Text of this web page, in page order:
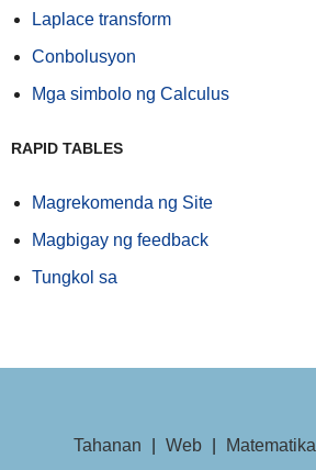
Laplace transform
Conbolusyon
Mga simbolo ng Calculus
RAPID TABLES
Magrekomenda ng Site
Magbigay ng feedback
Tungkol sa
Tahanan Web Matematika